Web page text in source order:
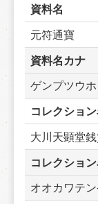
資料名
元符通寶
資料名カナ
ゲンプツウ
コレクショ
大川天顕堂
コレクショ
オオカワテ